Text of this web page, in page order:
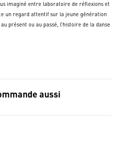
imaginé entre laboratoire de réflexions et
un regard attentif sur la jeune génération
présent ou au passé, l’histoire de la danse
aussi